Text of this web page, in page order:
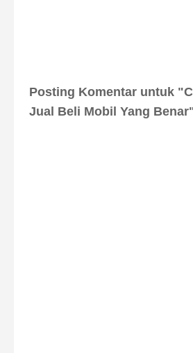
Posting Komentar untuk
Jual Beli Mobil Yang